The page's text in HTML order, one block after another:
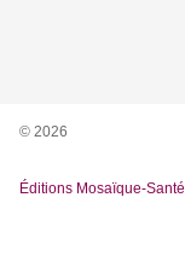
© 2026
Éditions Mosaïque-Santé